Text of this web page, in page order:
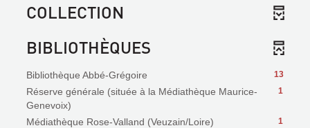
COLLECTION
BIBLIOTHÈQUES
13
Bibliothèque Abbé-Grégoire
1
Réserve générale (située à la Médiathèque Maurice-
Genevoix)
1
Médiathèque Rose-Valland (Veuzain/Loire)